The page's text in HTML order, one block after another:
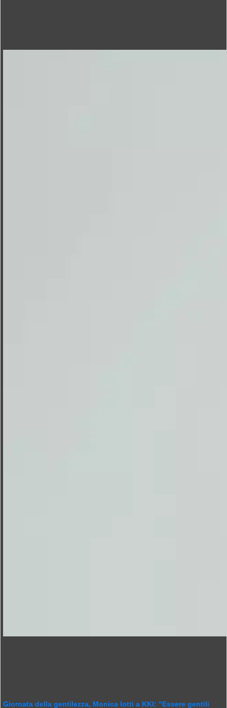
Giornata della gentilezza, Monica Iotti a KKI: “Essere gentili